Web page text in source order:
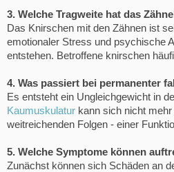
3. Welche Tragweite hat das
Das Knirschen mit den Zähnen ist
emotionaler Stress und psychische
entstehen. Betroffene knirschen
4. Was passiert bei permanenter
Es entsteht ein Ungleichgewicht in
Kaumuskulatur kann sich nicht
weitreichenden Folgen - einer
5. Welche Symptome können
Zunächst können sich Schäden an